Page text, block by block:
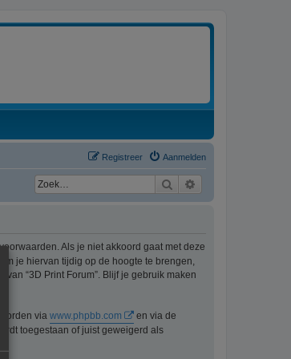
Aanmelden
Registreer
Zoek
Als je niet akkoord gaat met deze
je hiervan tijdig op de hoogte te brengen,
“3D Print Forum”. Blijf je gebruik maken
via www.phpbb.com
en via de
toegestaan of juist geweigerd als